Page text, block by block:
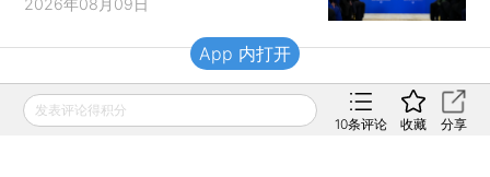
财新移动
发表评论得积分
10条评论 收藏 分享
App 内打开